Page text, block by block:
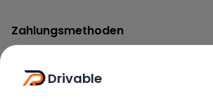
Zahlungsmethoden
Drivable